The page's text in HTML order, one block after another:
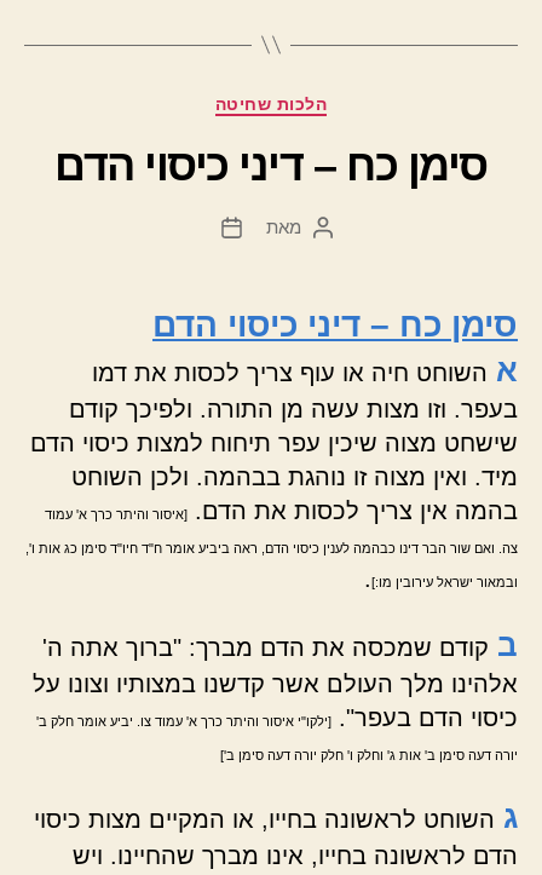
קטגוריות
הלכות שחיטה
סימן כח – דיני כיסוי הדם
המחבר
מאת
תאריך
סימן כח – דיני כיסוי הדם
א השוחט חיה או עוף צריך לכסות את דמו
בעפר. וזו מצות עשה מן התורה. ולפיכך קודם
שישחט מצוה שיכין עפר תיחוח למצות כיסוי הדם
מיד. ואין מצוה זו נוהגת בבהמה. ולכן השוחט
בהמה אין צריך לכסות את הדם. [איסור והיתר כרך א' עמוד
צה. ואם שור הבר דינו כבהמה לענין כיסוי הדם, ראה ביביע אומר ח"ד חיו"ד סימן כג אות ו',
ובמאור ישראל עירובין מו:].
ב קודם שמכסה את הדם מברך: "ברוך אתה ה'
אלהינו מלך העולם אשר קדשנו במצותיו וצונו על
כיסוי הדם בעפר". [ילקו"י איסור והיתר כרך א' עמוד צו. יביע אומר חלק ב'
יורה דעה סימן ב' אות ג' וחלק ו' חלק יורה דעה סימן ב']
ג השוחט לראשונה בחייו, או המקיים מצות כיסוי
הדם לראשונה בחייו, אינו מברך שהחיינו. ויש